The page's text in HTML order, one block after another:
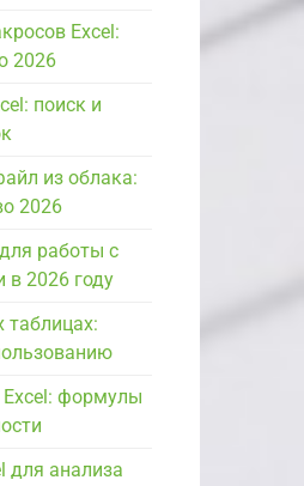
Excel:
2026
поиск и
из облака:
2026
работы с
2026 году
формулы
для анализа